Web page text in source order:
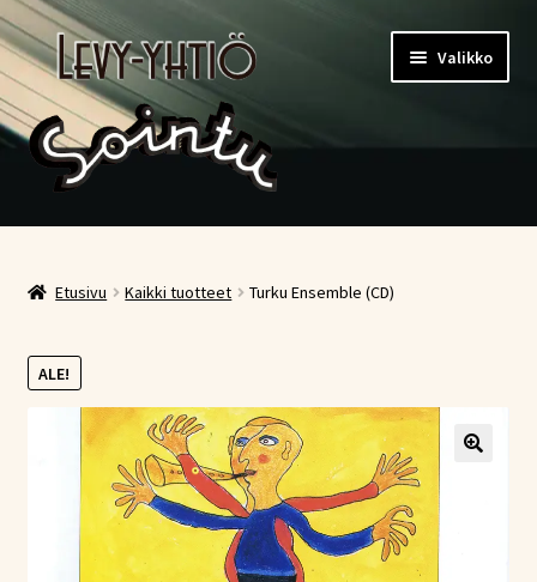
Siirry
navigointiin
Siirry
sisältöön
Valikko
Etusivu
Kauppa
Ostoskori
Oma tili
Tietoa meistä
Etusivu Kaikki tuotteet Turku Ensemble (CD)
ALE!